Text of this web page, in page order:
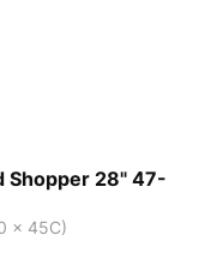
Shopper 28" 47-
x 45C)